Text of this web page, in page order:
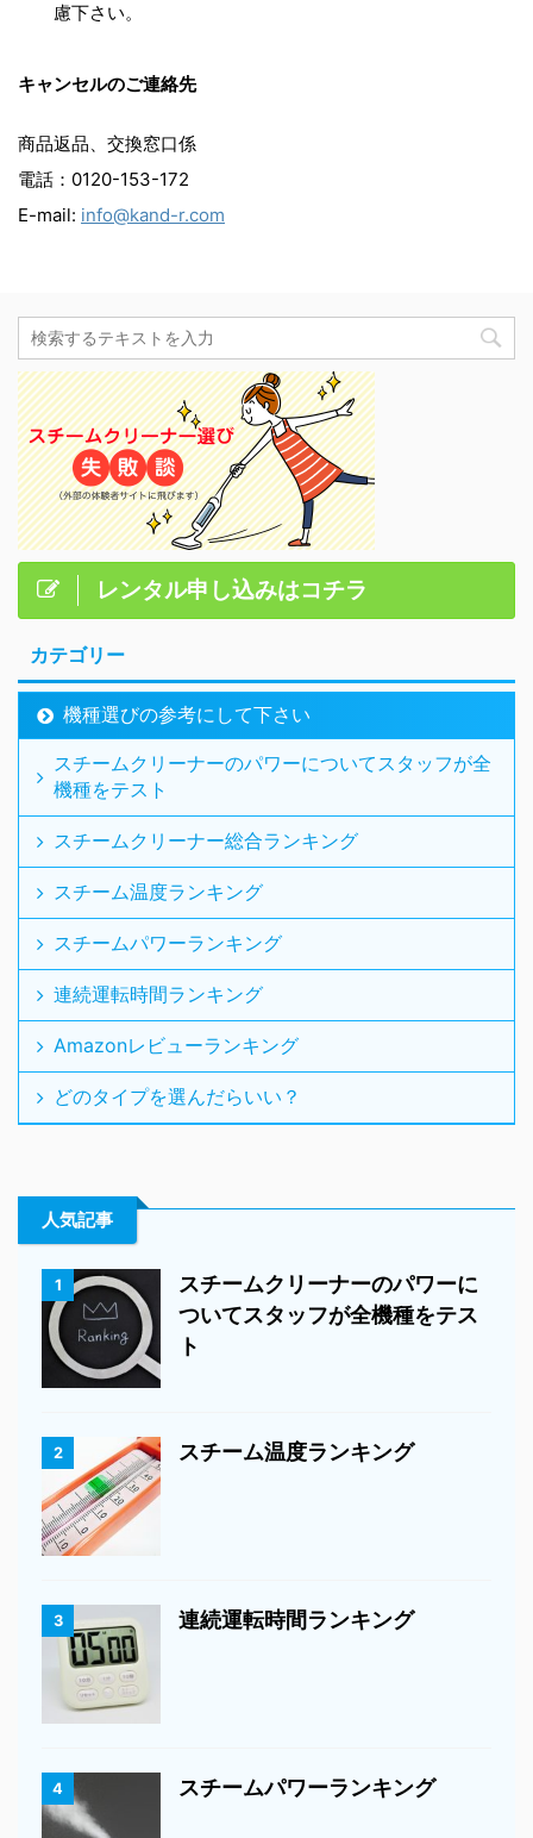
慮下さい。
キャンセルのご連絡先
商品返品、交換窓口係
電話：0120-153-172
E-mail: info@kand-r.com
レンタル申し込みはコチラ
カテゴリー
機種選びの参考にして下さい
スチームクリーナーのパワーについてスタッフが全
機種をテスト
スチームクリーナー総合ランキング
スチーム温度ランキング
スチームパワーランキング
連続運転時間ランキング
Amazonレビューランキング
どのタイプを選んだらいい？
人気記事
1
スチームクリーナーのパワーに
ついてスタッフが全機種をテス
ト
2 スチーム温度ランキング
3 連続運転時間ランキング
4 スチームパワーランキング